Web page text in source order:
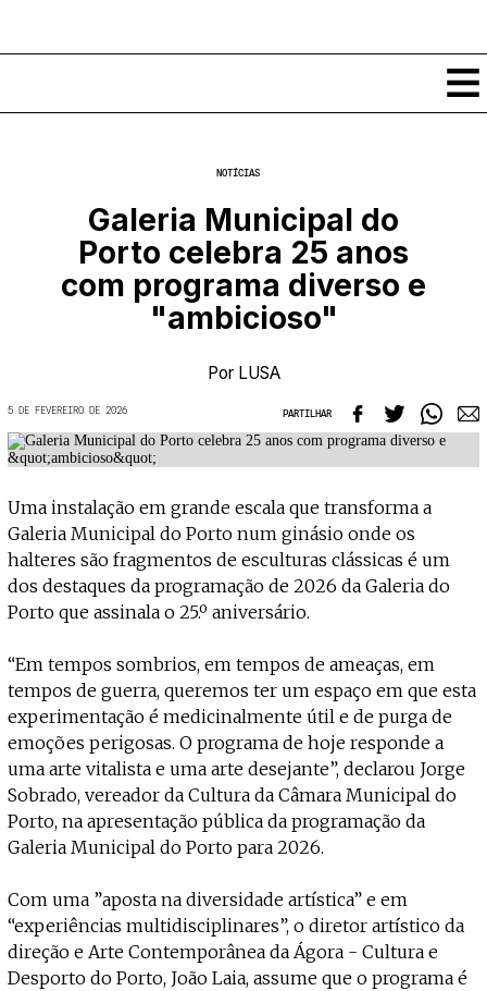
Classificados
Ver todos
Enviar
Espetáculos
Locais
Mapa
Submeter Eventos
Formadores
Recursos
Links úteis
Publicações
Sobre
Estatuto Editorial
Ficha Técnica
Política de privacidade
Contactar
Política de privacidade - App
— apoia o Coffeepaste e ajuda-nos a chegar mais longe. Mantém viva a cultura
Apoiar
NOTÍCIAS
Galeria Municipal do
Porto celebra 25 anos
com programa diverso e
"ambicioso"
Por LUSA
5 DE FEVEREIRO DE 2026 PARTILHAR
Uma instalação em grande escala que transforma a
Galeria Municipal do Porto num ginásio onde os
halteres são fragmentos de esculturas clássicas é um
dos destaques da programação de 2026 da Galeria do
Porto que assinala o 25.º aniversário.
“Em tempos sombrios, em tempos de ameaças, em
tempos de guerra, queremos ter um espaço em que esta
experimentação é medicinalmente útil e de purga de
emoções perigosas. O programa de hoje responde a
uma arte vitalista e uma arte desejante”, declarou Jorge
Sobrado, vereador da Cultura da Câmara Municipal do
Porto, na apresentação pública da programação da
Galeria Municipal do Porto para 2026.
Com uma ”aposta na diversidade artística” e em
“experiências multidisciplinares”, o diretor artístico da
direção e Arte Contemporânea da Ágora - Cultura e
Desporto do Porto, João Laia, assume que o programa é